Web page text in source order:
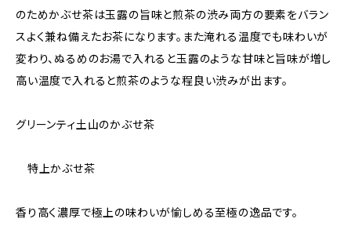
のためかぶせ茶は玉露の旨味と煎茶の渋み両方の要素をバラン
スよく兼ね備えたお茶になります。また淹れる温度でも味わいが
変わり、ぬるめのお湯で入れると玉露のような甘味と旨味が増し
高い温度で入れると煎茶のような程良い渋みが出ます。
グリーンティ土山のかぶせ茶
特上かぶせ茶
香り高く濃厚で極上の味わいが愉しめる至極の逸品です。